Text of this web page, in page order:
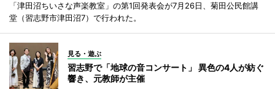
「津田沼ちいさな声楽教室」の第1回発表会が7月26日、菊田公民館講
堂（習志野市津田沼7）で行われた。
見る・遊ぶ
習志野で「地球の音コンサート」 異色の4人が紡ぐ
響き、元教師が主催